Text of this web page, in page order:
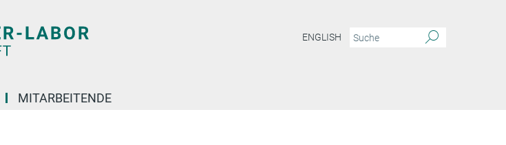
ENGLISH
MITARBEITENDE